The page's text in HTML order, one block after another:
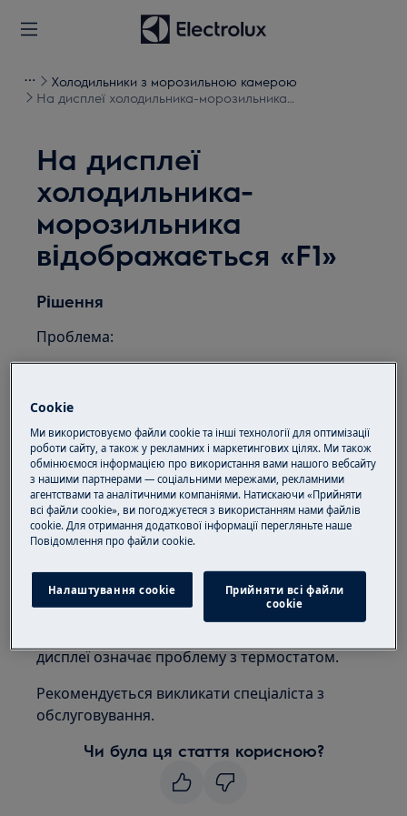
Холодильники з морозильною камерою
На дисплеї холодильника-морозильника
На дисплеї
холодильника-
морозильника
відображається «F1»
Рішення
Проблема:
помилку «F1» або «F2»
Застосовується до:
Холодильник
Холодильник-морозильник
Вирішення:
1. Зверніться до авторизованого
сервісного центру
дисплеї означає проблему з термостатом.
Рекомендується викликати спеціаліста з
обслуговування.
Чи була ця стаття корисною?
Cookie
Ми використовуємо файли cookie та інші технології для оптимізації
роботи сайту, а також у рекламних і маркетингових цілях. Ми також
обмінюємося інформацією про використання вами нашого вебсайту
з нашими партнерами — соціальними мережами, рекламними
агентствами та аналітичними компаніями. Натискаючи «Прийняти
всі файли cookie», ви погоджуєтеся з використанням нами файлів
cookie. Для отримання додаткової інформації перегляньте наше
Пoвідомлення прo файли cookie.
Налаштування cookie
Прийняти всі файли
сookie